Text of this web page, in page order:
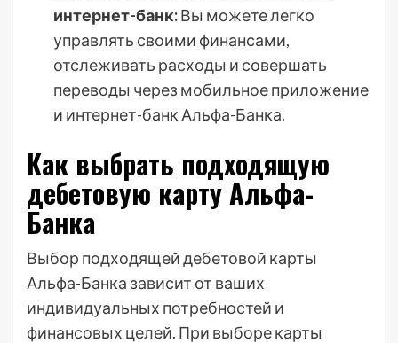
интернет-банк:Вы можете легко
управлять своими финансами,
отслеживать расходы и совершать
переводы через мобильное приложение
и интернет-банк Альфа-Банка.
Как выбрать подходящую
дебетовую карту Альфа-
Банка
Выбор подходящей дебетовой карты
Альфа-Банка зависит от ваших
индивидуальных потребностей и
финансовых целей. При выборе карты